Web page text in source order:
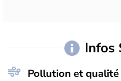
Infos
Pollution et